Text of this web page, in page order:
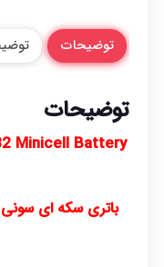
توضیحات
توضیحات
Minicell Battery